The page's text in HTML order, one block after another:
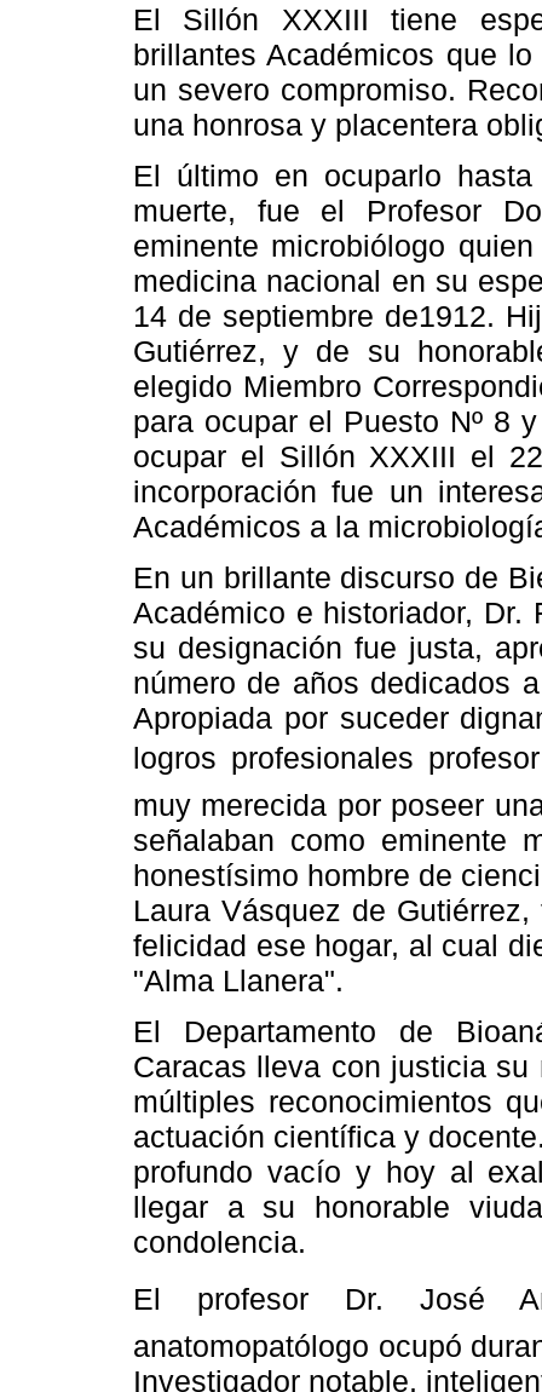
El Sillón XXXIII tiene
brillantes Académicos que
un severo compromiso.
una honrosa y placentera
El último en ocuparlo
muerte, fue el Profesor
eminente microbiólogo
medicina nacional en su
14 de septiembre de1912.
Gutiérrez, y de su
elegido Miembro
para ocupar el Puesto Nº 8
ocupar el Sillón XXXIII el
incorporación fue un
Académicos a la
En un brillante discurso de
Académico e historiador, Dr.
su designación fue justa,
número de años dedicados
Apropiada por suceder
logros profesionales
muy merecida por poseer
señalaban como eminente
honestísimo hombre de
Laura Vásquez de
felicidad ese hogar, al cual
"Alma Llanera".
El Departamento de
Caracas lleva con justicia
múltiples reconocimientos
actuación científica y
profundo vacío y hoy al
llegar a su honorable
condolencia.
El profesor Dr. José
anatomopatólogo ocupó
Investigador notable,